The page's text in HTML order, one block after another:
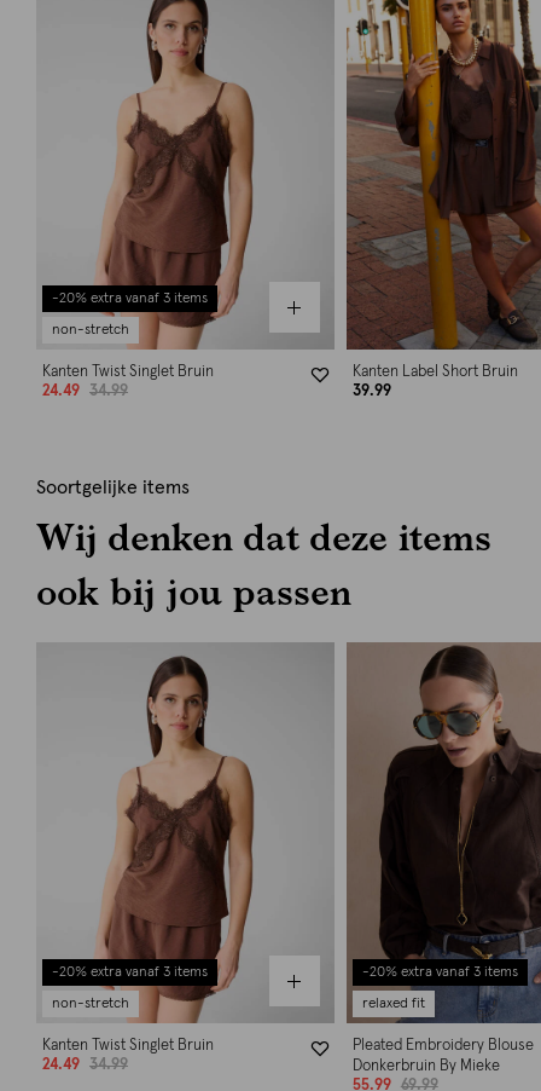
-20% extra vanaf 3 items
non-stretch
Kanten Twist Singlet Bruin
24.49
34.99
Kanten Label Short Bruin
39.99
Soortgelijke items
Wij denken dat deze items
ook bij jou passen
-20% extra vanaf 3 items
non-stretch
Kanten Twist Singlet Bruin
24.49
34.99
-20% extra vanaf 3 items
relaxed fit
Pleated Embroidery Blouse
Donkerbruin By Mieke
55.99
69.99